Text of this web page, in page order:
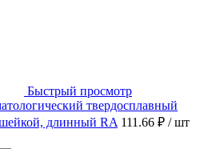
Быстрый просмотр
твердосплавный
длинный RA 111.66 ₽ / шт